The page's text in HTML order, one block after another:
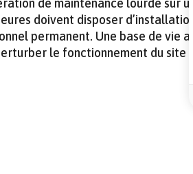
de maintenance lourde sur
doivent disposer
permanent. Une base de vie
le fonctionnement du site